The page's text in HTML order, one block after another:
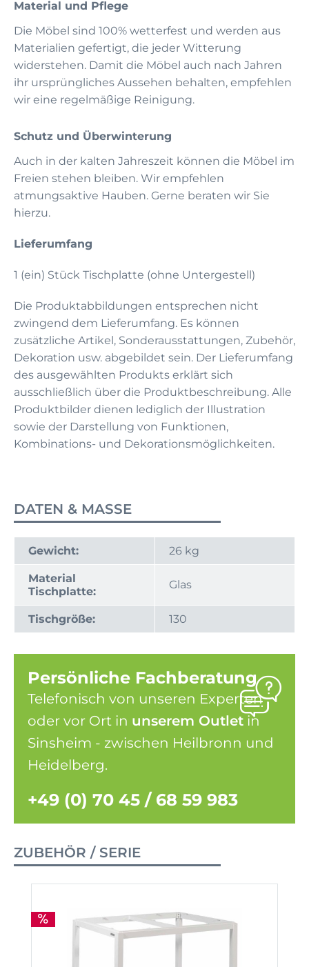
Material und Pflege
Die Möbel sind 100% wetterfest und werden aus
Materialien gefertigt, die jeder Witterung
widerstehen. Damit die Möbel auch nach Jahren
ihr ursprüngliches Aussehen behalten, empfehlen
wir eine regelmäßige Reinigung.
Schutz und Überwinterung
Auch in der kalten Jahreszeit können die Möbel im
Freien stehen bleiben. Wir empfehlen
atmungsaktive Hauben. Gerne beraten wir Sie
hierzu.
Lieferumfang
1 (ein) Stück Tischplatte (ohne Untergestell)
Die Produktabbildungen entsprechen nicht
zwingend dem Lieferumfang. Es können
zusätzliche Artikel, Sonderausstattungen, Zubehör,
Dekoration usw. abgebildet sein. Der Lieferumfang
des ausgewählten Produkts erklärt sich
ausschließlich über die Produktbeschreibung. Alle
Produktbilder dienen lediglich der Illustration
sowie der Darstellung von Funktionen,
Kombinations- und Dekorationsmöglichkeiten.
DATEN & MASSE
Gewicht: 26 kg
Material
Tischplatte:
Glas
Tischgröße: 130
Persönliche Fachberatung
Telefonisch von unseren Experten
oder vor Ort in unserem Outlet in
Sinsheim - zwischen Heilbronn und
Heidelberg.
+49 (0) 70 45 / 68 59 983
ZUBEHÖR / SERIE